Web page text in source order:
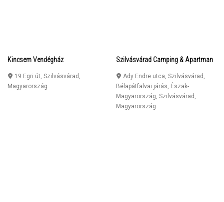
Kincsem Vendégház
19 Egri út, Szilvásvárad ,
Magyarország
Szilvásvárad Camping & Apartman
Ady Endre utca, Szilvásvárad,
Bélapátfalvai járás, Észak-
Magyarország,Szilvásvárad ,
Magyarország